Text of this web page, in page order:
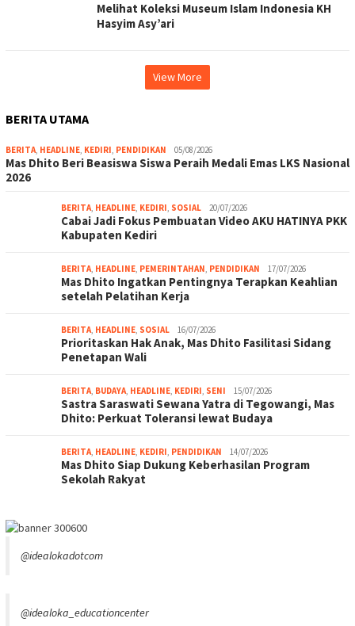
Melihat Koleksi Museum Islam Indonesia KH
Hasyim Asy’ari
View More
BERITA UTAMA
BERITA, HEADLINE, KEDIRI, PENDIDIKAN 05/08/2026
Mas Dhito Beri Beasiswa Siswa Peraih Medali Emas LKS Nasional
2026
BERITA, HEADLINE, KEDIRI, SOSIAL 20/07/2026
Cabai Jadi Fokus Pembuatan Video AKU HATINYA PKK
Kabupaten Kediri
BERITA, HEADLINE, PEMERINTAHAN, PENDIDIKAN 17/07/2026
Mas Dhito Ingatkan Pentingnya Terapkan Keahlian
setelah Pelatihan Kerja
BERITA, HEADLINE, SOSIAL 16/07/2026
Prioritaskan Hak Anak, Mas Dhito Fasilitasi Sidang
Penetapan Wali
BERITA, BUDAYA, HEADLINE, KEDIRI, SENI 15/07/2026
Sastra Saraswati Sewana Yatra di Tegowangi, Mas
Dhito: Perkuat Toleransi lewat Budaya
BERITA, HEADLINE, KEDIRI, PENDIDIKAN 14/07/2026
Mas Dhito Siap Dukung Keberhasilan Program
Sekolah Rakyat
@idealokadotcom
@idealoka_educationcenter